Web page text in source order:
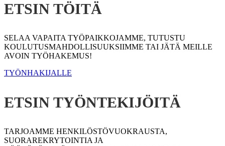
ETSIN TÖITÄ
SELAA VAPAITA TYÖPAIKKOJAMME, TUTUSTU
KOULUTUSMAHDOLLISUUKSIIMME TAI JÄTÄ MEILLE
AVOIN TYÖHAKEMUS!
TYÖNHAKIJALLE
ETSIN TYÖNTEKIJÖITÄ
TARJOAMME HENKILÖSTÖVUOKRAUSTA,
SUORAREKRYTOINTIA JA